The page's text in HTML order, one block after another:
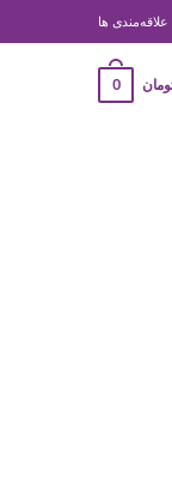
‌علاقه‌مندی ها
0